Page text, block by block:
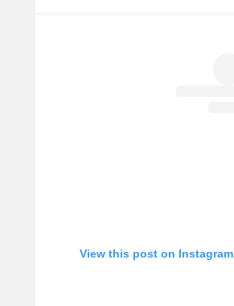
View this post on Instagram